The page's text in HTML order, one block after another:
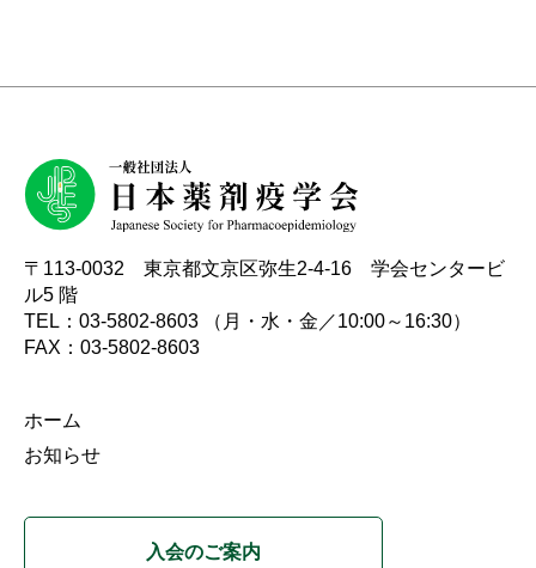
〒113-0032 東京都文京区弥生2-4-16 学会センタービ
ル5 階
TEL：03-5802-8603 （月・水・金／10:00～16:30）
FAX：03-5802-8603
ホーム
お知らせ
入会のご案内